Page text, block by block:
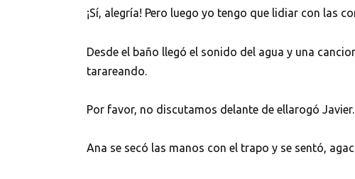
¡Sí, alegría! Pero luego yo tengo que lidiar con las
Desde el baño llegó el sonido del agua y una
tarareando.
Por favor, no discutamos delante de ellarogó
Ana se secó las manos con el trapo y se sentó,